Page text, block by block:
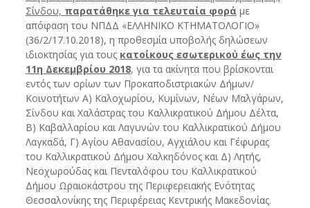
Σίνδου, παρατάθηκε για τελευταία φορά με
απόφαση του ΝΠΔΔ «ΕΛΛΗΝΙΚΟ ΚΤΗΜΑΤΟΛΟΓΙΟ»
(36/2/17.10.2018), η προθεσμία υποβολής δηλώσεων
ιδιοκτησίας για τους κατοίκους εσωτερικού έως την
11η Δεκεμβρίου 2018, για τα ακίνητα που βρίσκονται
εντός των ορίων των Προκαποδιστριακών Δήμων/
Κοινοτήτων Α) Καλοχωρίου, Κυμίνων, Νέων Μαλγάρων,
Σίνδου και Χαλάστρας του Καλλικρατικού Δήμου Δέλτα,
Β) Καβαλλαρίου και Λαγυνών του Καλλικρατικού Δήμου
Λαγκαδά, Γ) Αγίου Αθανασίου, Αγχιάλου και Γέφυρας
του Καλλικρατικού Δήμου Χαλκηδόνος και Δ) Λητής,
Νεοχωρούδας και Πενταλόφου του Καλλικρατικού
Δήμου Ωραιοκάστρου της Περιφερειακής Ενότητας
Θεσσαλονίκης της Περιφέρειας Κεντρικής Μακεδονίας.